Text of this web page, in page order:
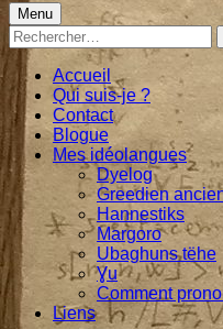
Primary
Menu
Menu
Rechercher :
Accueil
Qui suis-je ?
Contact
Blogue
Mes idéolangues
Dyelog
Greedien
Hannestiks
Margoro
Ubaghuns tëhe
Ɣu
Comment
Liens